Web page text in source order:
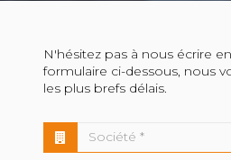
N'hésitez pas à nous écrire
formulaire ci-dessous, nous
les plus brefs délais.